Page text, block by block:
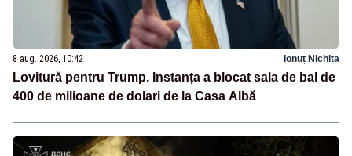
8 aug. 2026, 10:42 Ionuț Nichita
Lovitură pentru Trump. Instanța a blocat sala de bal de
400 de milioane de dolari de la Casa Albă